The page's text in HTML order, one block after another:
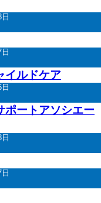
イルドケア
ポートアソシエー